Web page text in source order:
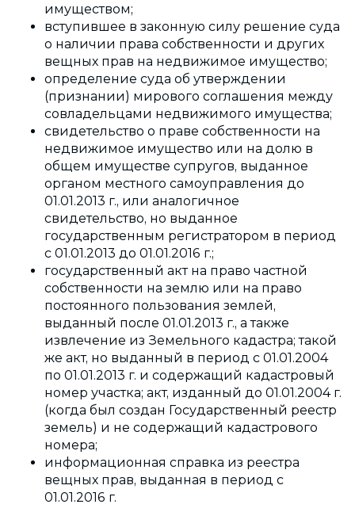
имуществом;
вступившее в законную силу решение суда
о наличии права собственности и других
вещных прав на недвижимое имущество;
определение суда об утверждении
(признании) мирового соглашения между
совладельцами недвижимого имущества;
свидетельство о праве собственности на
недвижимое имущество или на долю в
общем имуществе супругов, выданное
органом местного самоуправления до
01.01.2013 г., или аналогичное
свидетельство, но выданное
государственным регистратором в период
с 01.01.2013 до 01.01.2016 г.;
государственный акт на право частной
собственности на землю или на право
постоянного пользования землей,
выданный после 01.01.2013 г., а также
извлечение из Земельного кадастра; такой
же акт, но выданный в период с 01.01.2004
по 01.01.2013 г. и содержащий кадастровый
номер участка; акт, изданный до 01.01.2004 г.
(когда был создан Государственный реестр
земель) и не содержащий кадастрового
номера;
информационная справка из реестра
вещных прав, выданная в период с
01.01.2016 г.